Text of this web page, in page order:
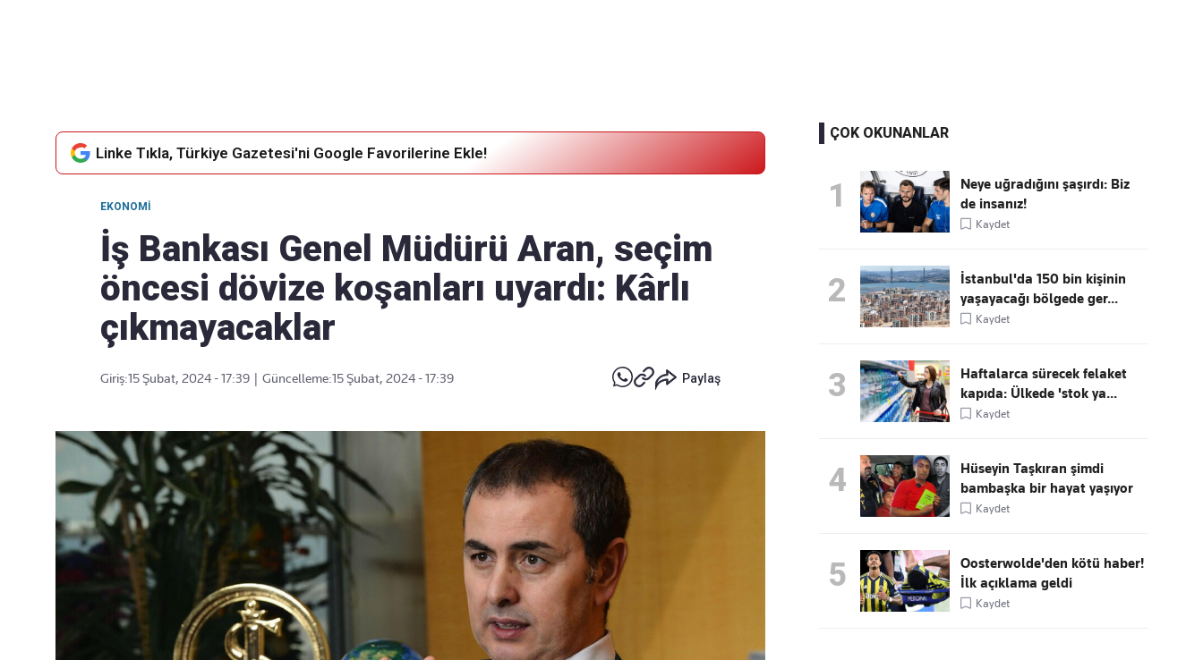
Linke Tıkla, Türkiye Gazetesi'ni Google Favorilerine Ekle!
EKONOMI
İş Bankası Genel Müdürü Aran, seçim
öncesi dövize koşanları uyardı: Kârlı
çıkmayacaklar
Giriş:15 Şubat, 2024 - 17:39 Güncelleme:15 Şubat, 2024 - 17:39 Paylaş
ÇOK OKUNANLAR
1
Neye uğradığını şaşırdı: Biz
de insanız!
Kaydet
2
İstanbul'da 150 bin kişinin
yaşayacağı bölgede ger...
Kaydet
3
Haftalarca sürecek felaket
kapıda: Ülkede 'stok ya...
Kaydet
4
Hüseyin Taşkıran şimdi
bambaşka bir hayat yaşıyor
Kaydet
5
Oosterwolde'den kötü haber!
İlk açıklama geldi
Kaydet